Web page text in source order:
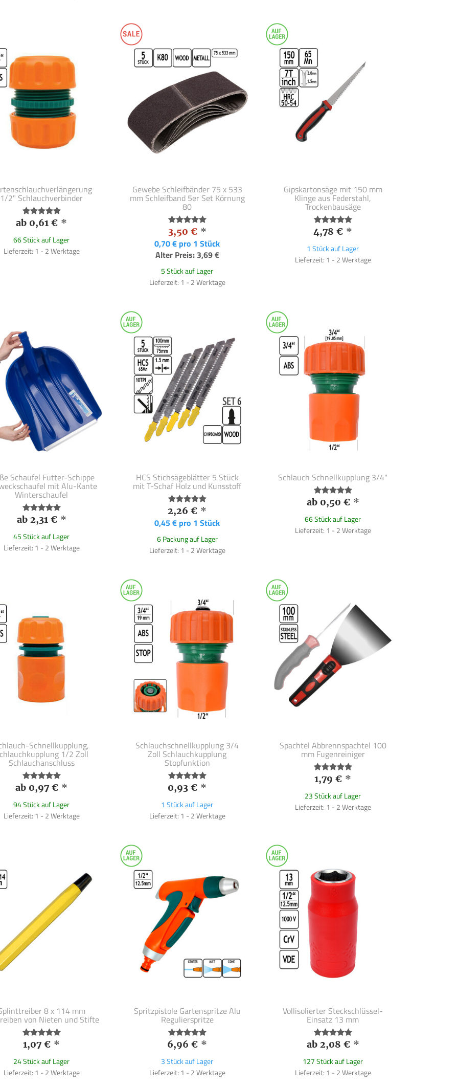
1/2" Schlauchverbinder
ab 0,61 € *
66 Stück auf Lager
Lieferzeit: 1 - 2 Werktage
Gewebe Schleifbänder 75 x 533
mm Schleifband 5er Set Körnung
80
3,50 € *
0,70 € pro 1 Stück
Alter Preis:3,69 €
5 Stück auf Lager
Lieferzeit: 1 - 2 Werktage
Gipskartonsäge mit 150 mm
Klinge aus Federstahl,
Trockenbausäge
4,78 € *
1 Stück auf Lager
Lieferzeit: 1 - 2 Werktage
Schaufel Futter-Schippe
mit Alu-Kante
Winterschaufel
ab 2,31 € *
45 Stück auf Lager
Lieferzeit: 1 - 2 Werktage
HCS Stichsägeblätter 5 Stück
mit T-Schaf Holz und Kunsstoff
2,26 € *
0,45 € pro 1 Stück
6 Packung auf Lager
Lieferzeit: 1 - 2 Werktage
Schlauch Schnellkupplung 3/4"
ab 0,50 € *
66 Stück auf Lager
Lieferzeit: 1 - 2 Werktage
Schnellkupplung,
1/2 Zoll
Schlauchanschluss
ab 0,97 € *
94 Stück auf Lager
Lieferzeit: 1 - 2 Werktage
Schlauchschnellkupplung 3/4
Zoll Schlauchkupplung
Stopfunktion
0,93 € *
1 Stück auf Lager
Lieferzeit: 1 - 2 Werktage
Spachtel Abbrennspachtel 100
mm Fugenreiniger
1,79 € *
23 Stück auf Lager
Lieferzeit: 1 - 2 Werktage
8 x 114 mm
von Nieten und Stifte
1,07 € *
24 Stück auf Lager
Lieferzeit: 1 - 2 Werktage
Spritzpistole Gartenspritze Alu
Regulierspritze
6,96 € *
3 Stück auf Lager
Lieferzeit: 1 - 2 Werktage
Vollisolierter Steckschlüssel-
Einsatz 13 mm
ab 2,08 € *
127 Stück auf Lager
Lieferzeit: 1 - 2 Werktage